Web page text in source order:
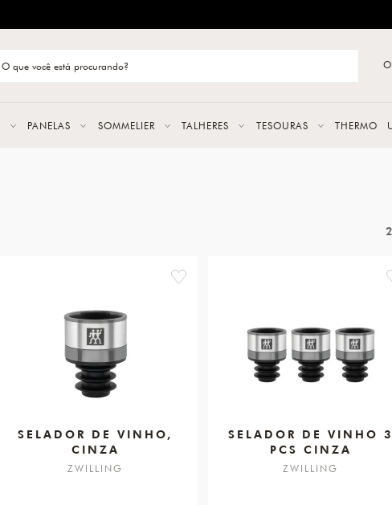
FACASPANELAS SOMMELIER TALHERES TESOURAS THERMO
2
favorite
SELADOR DE VINHO,
CINZA
ZWILLING
SELADOR DE VINHO
PCS CINZA
ZWILLING